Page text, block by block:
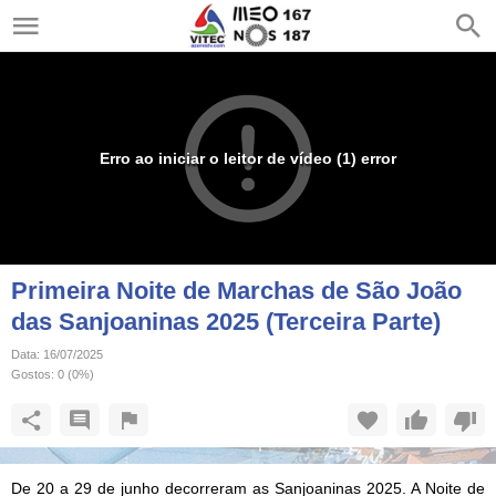
Erro ao iniciar o leitor de vídeo (1) error
Primeira Noite de Marchas de São João
das Sanjoaninas 2025 (Terceira Parte)
Data: 16/07/2025
Gostos: 0 (0%)
De 20 a 29 de junho decorreram as Sanjoaninas 2025. A Noite de